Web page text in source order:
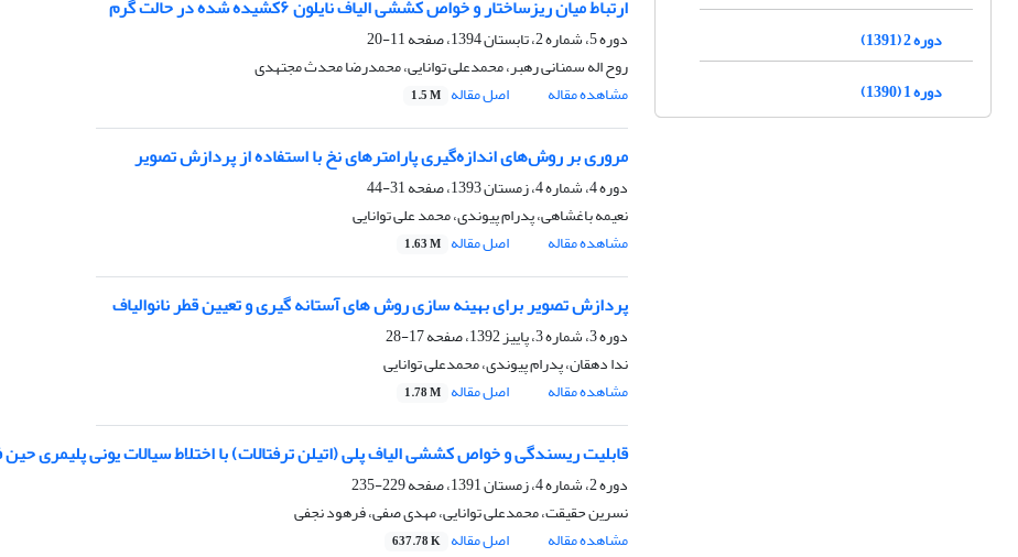
ارتباط میان ریزساختار و خواص کششی الیاف نایلون ۶کشیده شده در حالت گرم
دوره 5، شماره 2، تابستان 1394، صفحه
11-20
روح اله سمنانی رهبر، محمدعلی توانایی، محمدرضا محدث مجتهدی
مشاهده مقاله
اصل مقاله 1.5 M
مروری بر روش‌های اندازه‌گیری پارامترهای نخ با استفاده از پردازش تصویر
دوره 4، شماره 4، زمستان 1393، صفحه
31-44
نعیمه باغشاهی، پدرام پیوندی، محمد علی توانایی
مشاهده مقاله
اصل مقاله 1.63 M
پردازش تصویر برای بهینه سازی روش های آستانه گیری و تعیین قطر نانوالیاف
دوره 3، شماره 3، پاییز 1392، صفحه
17-28
ندا دهقان، پدرام پیوندی، محمدعلی توانایی
مشاهده مقاله
اصل مقاله 1.78 M
قابلیت ریسندگی و خواص کششی الیاف پلی (اتیلن ترفتالات) با اختلاط سیالات یونی پلیمری
دوره 2، شماره 4، زمستان 1391، صفحه
229-235
نسرین حقیقت، محمدعلی توانایی، مهدی صفی، فرهود نجفی
مشاهده مقاله
اصل مقاله 637.78 K
دوره 2 (1391)
دوره 1 (1390)